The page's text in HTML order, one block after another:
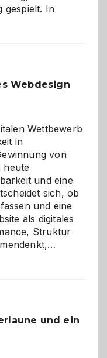
gespielt. In
Webdesign
Wettbewerb
in
von
heute
und eine
sich, ob
und eine
als digitales
Struktur
geworden
und ein